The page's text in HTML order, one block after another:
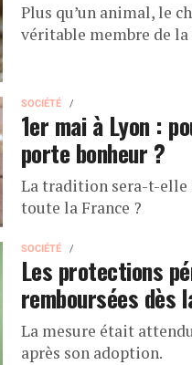
Plus qu’un animal, le
véritable membre de
SOCIÉTÉ
1er mai à Lyon :
porte bonheur ?
La tradition sera-t-elle
toute la France ?
SOCIÉTÉ
Les protections
remboursées dès
La mesure était
après son adoption.